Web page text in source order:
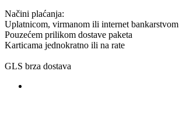
Načini plaćanja:
Uplatnicom, virmanom ili internet bankarstvom
Pouzećem prilikom dostave paketa
Karticama jednokratno ili na rate
GLS brza dostava